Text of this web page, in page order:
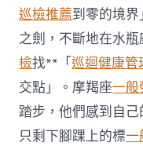
巡檢推薦到零的境
之劍，不斷地在水瓶
檢找**「巡迴健康管
交點」。摩羯座一般
踏步，他們感到自己
只剩下腳踝上的標一